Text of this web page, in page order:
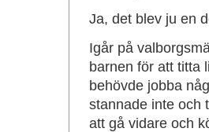
Ja, det blev ju en
Igår på
barnen för att titta
behövde jobba
stannade inte och
att gå vidare och